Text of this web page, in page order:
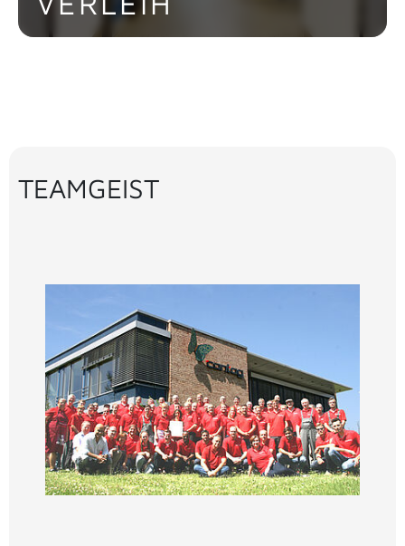
Ob große Party, Umzug oder
TEAMGEIST